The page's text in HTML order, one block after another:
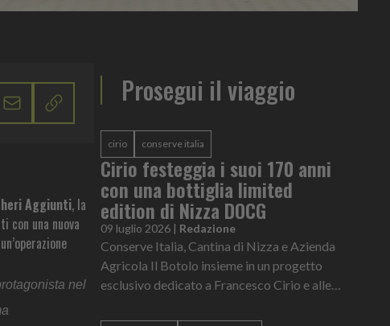
Aggiunti, la
con una nuova
nel
Prosegui il viaggio
cirio conserve italia
Cirio festeggia i suoi 170 anni
con una bottiglia limited
edition di Nizza DOCG
09 luglio 2026 | Redazione
Conserve Italia, Cantina di Nizza e Azienda
Agricola Il Botolo insieme in un progetto
esclusivo dedicato a Francesco Cirio e alle